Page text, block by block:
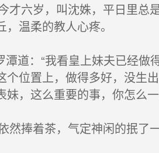
六岁，叫沈姝，平日里总
温柔的教人心疼。
道：“我看皇上妹夫已经
个位置上，做得多好，没生
妹，这么重要的事，你怎么
捧着茶，气定神闲的抿了